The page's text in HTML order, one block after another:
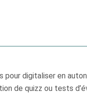
pour digitaliser en
de quizz ou tests